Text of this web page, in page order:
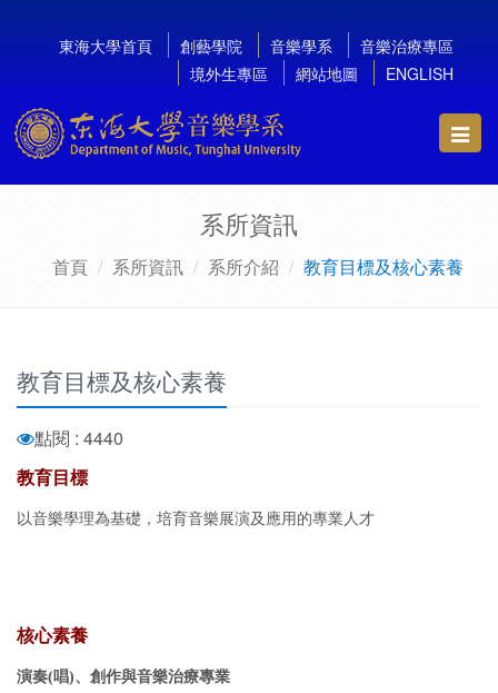
東海大學首頁 創藝學院 音樂學系
音樂治療專區
境外生專區
網站地圖 ENGLISH
系所資訊
首頁 系所資訊 系所介紹 教育目標及核心素養
教育目標及核心素養
點閱 : 4440
教育目標
以音樂學理為基礎，培育音樂展演及應用的專業人才
核心素養
演奏(唱)、創作與音樂治療專業